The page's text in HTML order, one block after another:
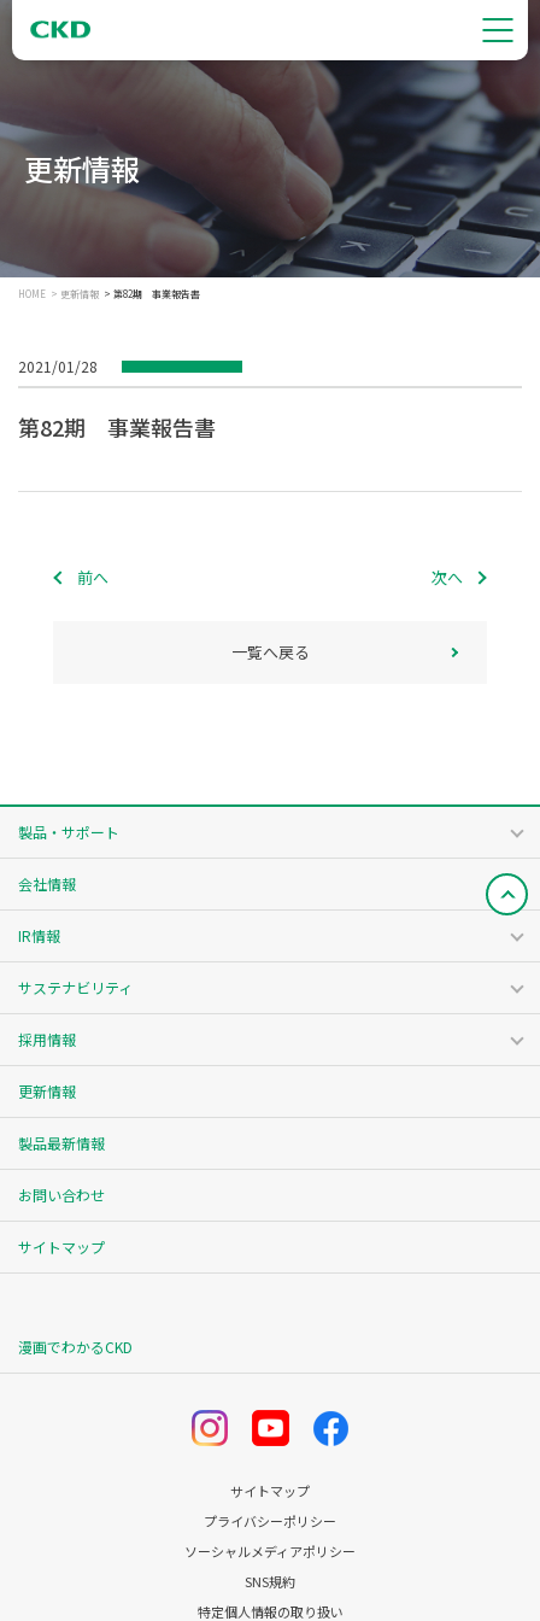
更新情報
HOME 更新情報 第82期 事業報告書
2021/01/28
第82期 事業報告書
前へ 次へ
一覧へ戻る
製品・サポート
会社情報
IR情報
サステナビリティ
採用情報
更新情報
製品最新情報
お問い合わせ
サイトマップ
漫画でわかるCKD
サイトマップ
プライバシーポリシー
ソーシャルメディアポリシー
SNS規約
特定個人情報の取り扱い